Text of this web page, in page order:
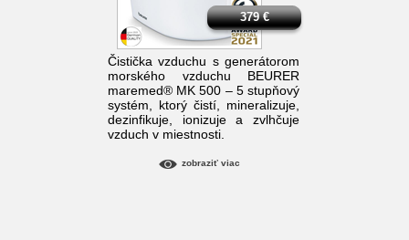
Čistička vzduchu s generátorom
morského vzduchu BEURER
maremed® MK 500 – 5 stupňový
systém, ktorý čistí, mineralizuje,
dezinfikuje, ionizuje a zvlhčuje
vzduch v miestnosti.
379€
zobraziť viac